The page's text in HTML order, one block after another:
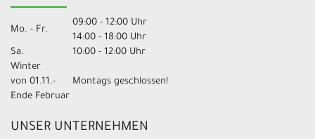
Mo. - Fr.
09:00 - 12:00 Uhr
14:00 - 18:00 Uhr
Sa.
10:00 - 12:00 Uhr
Winter
von 01.11.-
Ende Februar
Montags geschlossen!
UNSER UNTERNEHMEN